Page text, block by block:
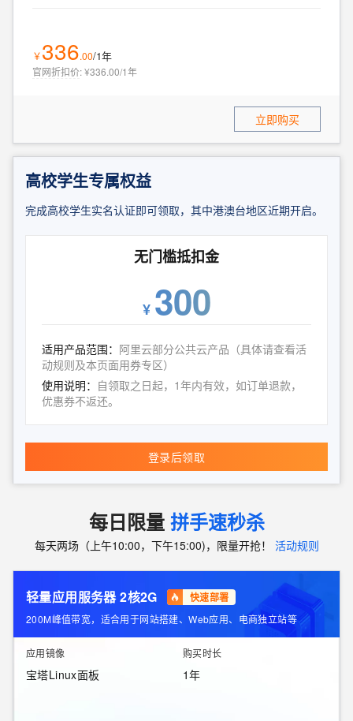
￥336.00/1年
官网折扣价:¥336.00/1年
立即购买
高校学生专属权益
完成高校学生实名认证即可领取，其中港澳台地区近期开启。
无门槛抵扣金
¥ 300
适用产品范围： 阿里云部分公共云产品（具体请查看活
动规则及本页面用券专区）
使用说明： 自领取之日起，1年内有效，如订单退款，
优惠券不返还。
登录后领取
每日限量 拼手速秒杀
每天两场（上午10:00，下午15:00)，限量开抢！ 活动规则
轻量应用服务器 2核2G 快速部署
200M峰值带宽，适合用于网站搭建、Web应用、电商独立站等
应用镜像
宝塔Linux面板
购买时长
1年